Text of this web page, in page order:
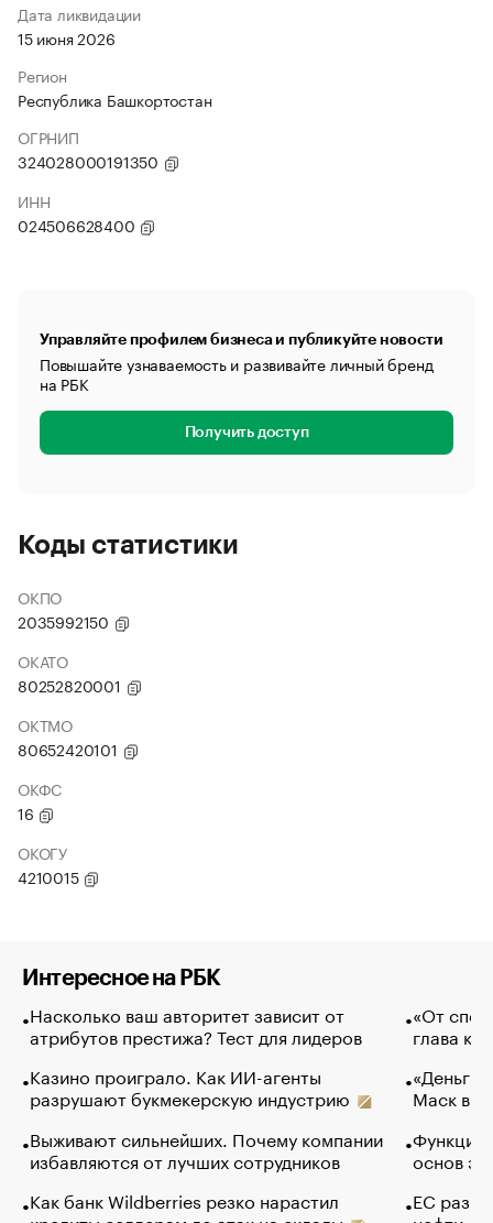
Дата ликвидации
15 июня 2026
Регион
Республика Башкортостан
ОГРНИП
324028000191350
ИНН
024506628400
Управляйте профилем бизнеса и публикуйте новости
Повышайте узнаваемость и развивайте личный бренд
на РБК
Получить доступ
Коды статистики
ОКПО
2035992150
ОКАТО
80252820001
ОКТМО
80652420101
ОКФС
16
ОКОГУ
4210015
Интересное на РБК
Насколько ваш авторитет зависит от
атрибутов престижа? Тест для лидеров
Казино проиграло. Как ИИ-агенты
разрушают букмекерскую индустрию
Выживают сильнейших. Почему компании
избавляются от лучших сотрудников
Как банк Wildberries резко нарастил
«От
глава
«Деньги
Маск в
Функции
основ
ЕС